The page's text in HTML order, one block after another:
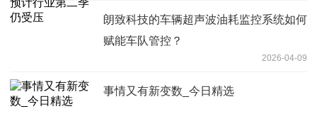
朗致科技的车辆超声波油耗监控系统如何
赋能车队管控？
2026-04-09
事情又有新变数_今日精选